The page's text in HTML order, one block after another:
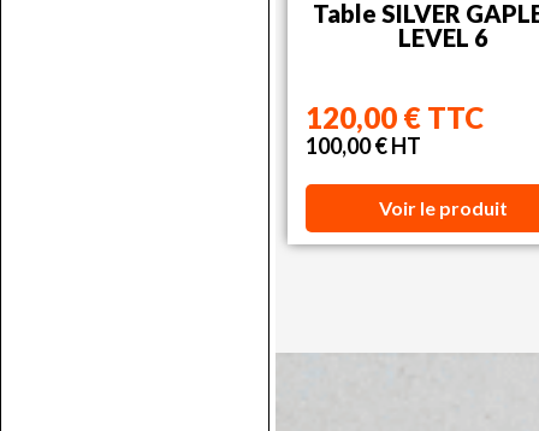
Table SILVER
LEVEL 6
120,00 € TTC
100,00 € HT
Voir le produit